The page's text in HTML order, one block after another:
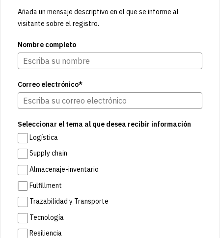
Añada un mensaje descriptivo en el que se informe al
visitante sobre el registro.
Nombre completo
Correo electrónico*
Seleccionar el tema al que desea recibir información
Logística
Supply chain
Almacenaje-inventario
Fulfillment
Trazabilidad y Transporte
Tecnología
Resiliencia